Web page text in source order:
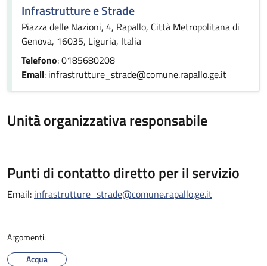
Infrastrutture e Strade
Piazza delle Nazioni, 4, Rapallo, Città Metropolitana di
Genova, 16035, Liguria, Italia
Telefono: 0185680208
Email: infrastrutture_strade@comune.rapallo.ge.it
Unità organizzativa responsabile
Punti di contatto diretto per il servizio
Email: infrastrutture_strade@comune.rapallo.ge.it
Argomenti:
Acqua